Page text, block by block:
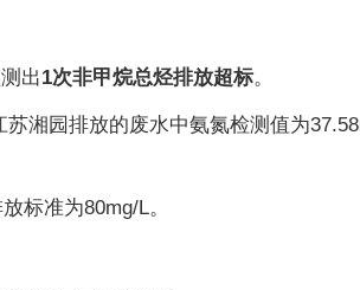
出1次非甲烷总烃排放超标。
湘园排放的废水中氨氮检测值为
标准为80mg/L。